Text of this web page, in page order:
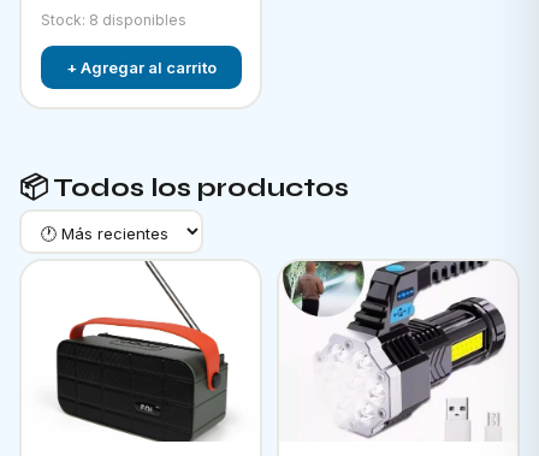
Stock: 8 disponibles
+ Agregar al carrito
📦 Todos los productos